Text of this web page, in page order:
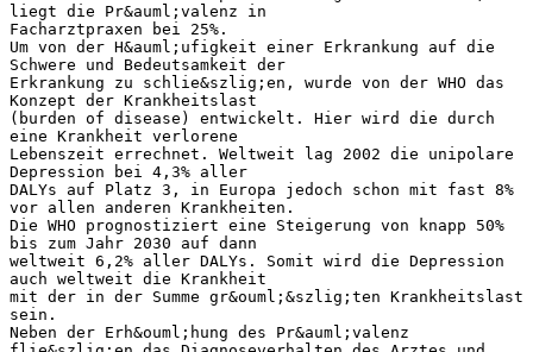
liegt die Pr&auml;valenz in
Facharztpraxen bei 25%.
Um von der H&auml;ufigkeit einer Erkrankung auf die
Schwere und Bedeutsamkeit der
Erkrankung zu schlie&szlig;en, wurde von der WHO das
Konzept der Krankheitslast
(burden of disease) entwickelt. Hier wird die durch
eine Krankheit verlorene
Lebenszeit errechnet. Weltweit lag 2002 die unipolare
Depression bei 4,3% aller
DALYs auf Platz 3, in Europa jedoch schon mit fast 8%
vor allen anderen Krankheiten.
Die WHO prognostiziert eine Steigerung von knapp 50%
bis zum Jahr 2030 auf dann
weltweit 6,2% aller DALYs. Somit wird die Depression
auch weltweit die Krankheit
mit der in der Summe gr&ouml;&szlig;ten Krankheitslast
sein.
Neben der Erh&ouml;hung des Pr&auml;valenz